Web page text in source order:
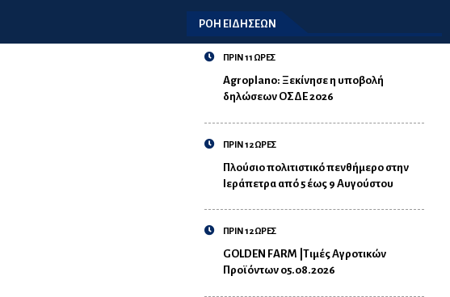
ΡΟΗ ΕΙΔΗΣΕΩΝ
ΠΡΙΝ 11 ΩΡΕΣ
Agroplano: Ξεκίνησε η υποβολή
δηλώσεων ΟΣΔΕ 2026
ΠΡΙΝ 12 ΩΡΕΣ
Πλούσιο πολιτιστικό πενθήμερο στην
Ιεράπετρα από 5 έως 9 Αυγούστου
ΠΡΙΝ 12 ΩΡΕΣ
GOLDEN FARM |Τιμές Αγροτικών
Προϊόντων 05.08.2026